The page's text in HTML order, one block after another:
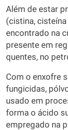
Além de estar
(cistina,
encontrado na
presente em
quentes, no
Com o enxofre
fungicidas,
usado em
forma o ácido
empregado na